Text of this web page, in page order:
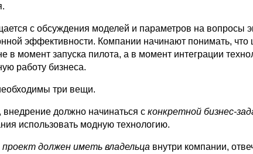
с обсуждения моделей и параметров на вопросы
эффективности. Компании начинают понимать, что
в момент запуска пилота, а в момент интеграции
работу бизнеса.
три вещи.
должно начинаться с конкретной бизнес-
использовать модную технологию.
проект должен иметь владельца внутри компании,